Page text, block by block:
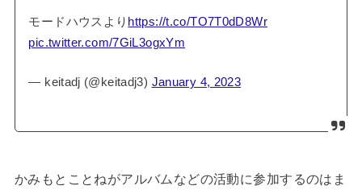
モードハウスより https://t.co/TO7T0dD8Wr
pic.twitter.com/7GiL3ogxYm
— keitadj (@keitadj3) January 4, 2023
かみもとことねがアルバムなどの活動に参加するのはま